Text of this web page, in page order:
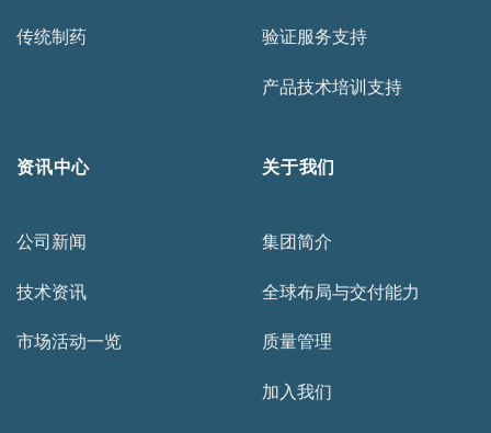
传统制药 验证服务支持
产品技术培训支持
资讯中心
公司新闻
技术资讯
市场活动一览
关于我们
集团简介
全球布局与交付能力
质量管理
加入我们